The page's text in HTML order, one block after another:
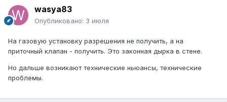
wasya83
Опубликовано: 3 июля
На газовую установку разрешения не получить, а на
приточный клапан - получить. Это законная дырка в стене.
Но дальше возникают технические ньюансы, технические
проблемы.